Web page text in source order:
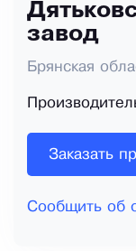
завод
Брянская
Заказать
Сообщить об